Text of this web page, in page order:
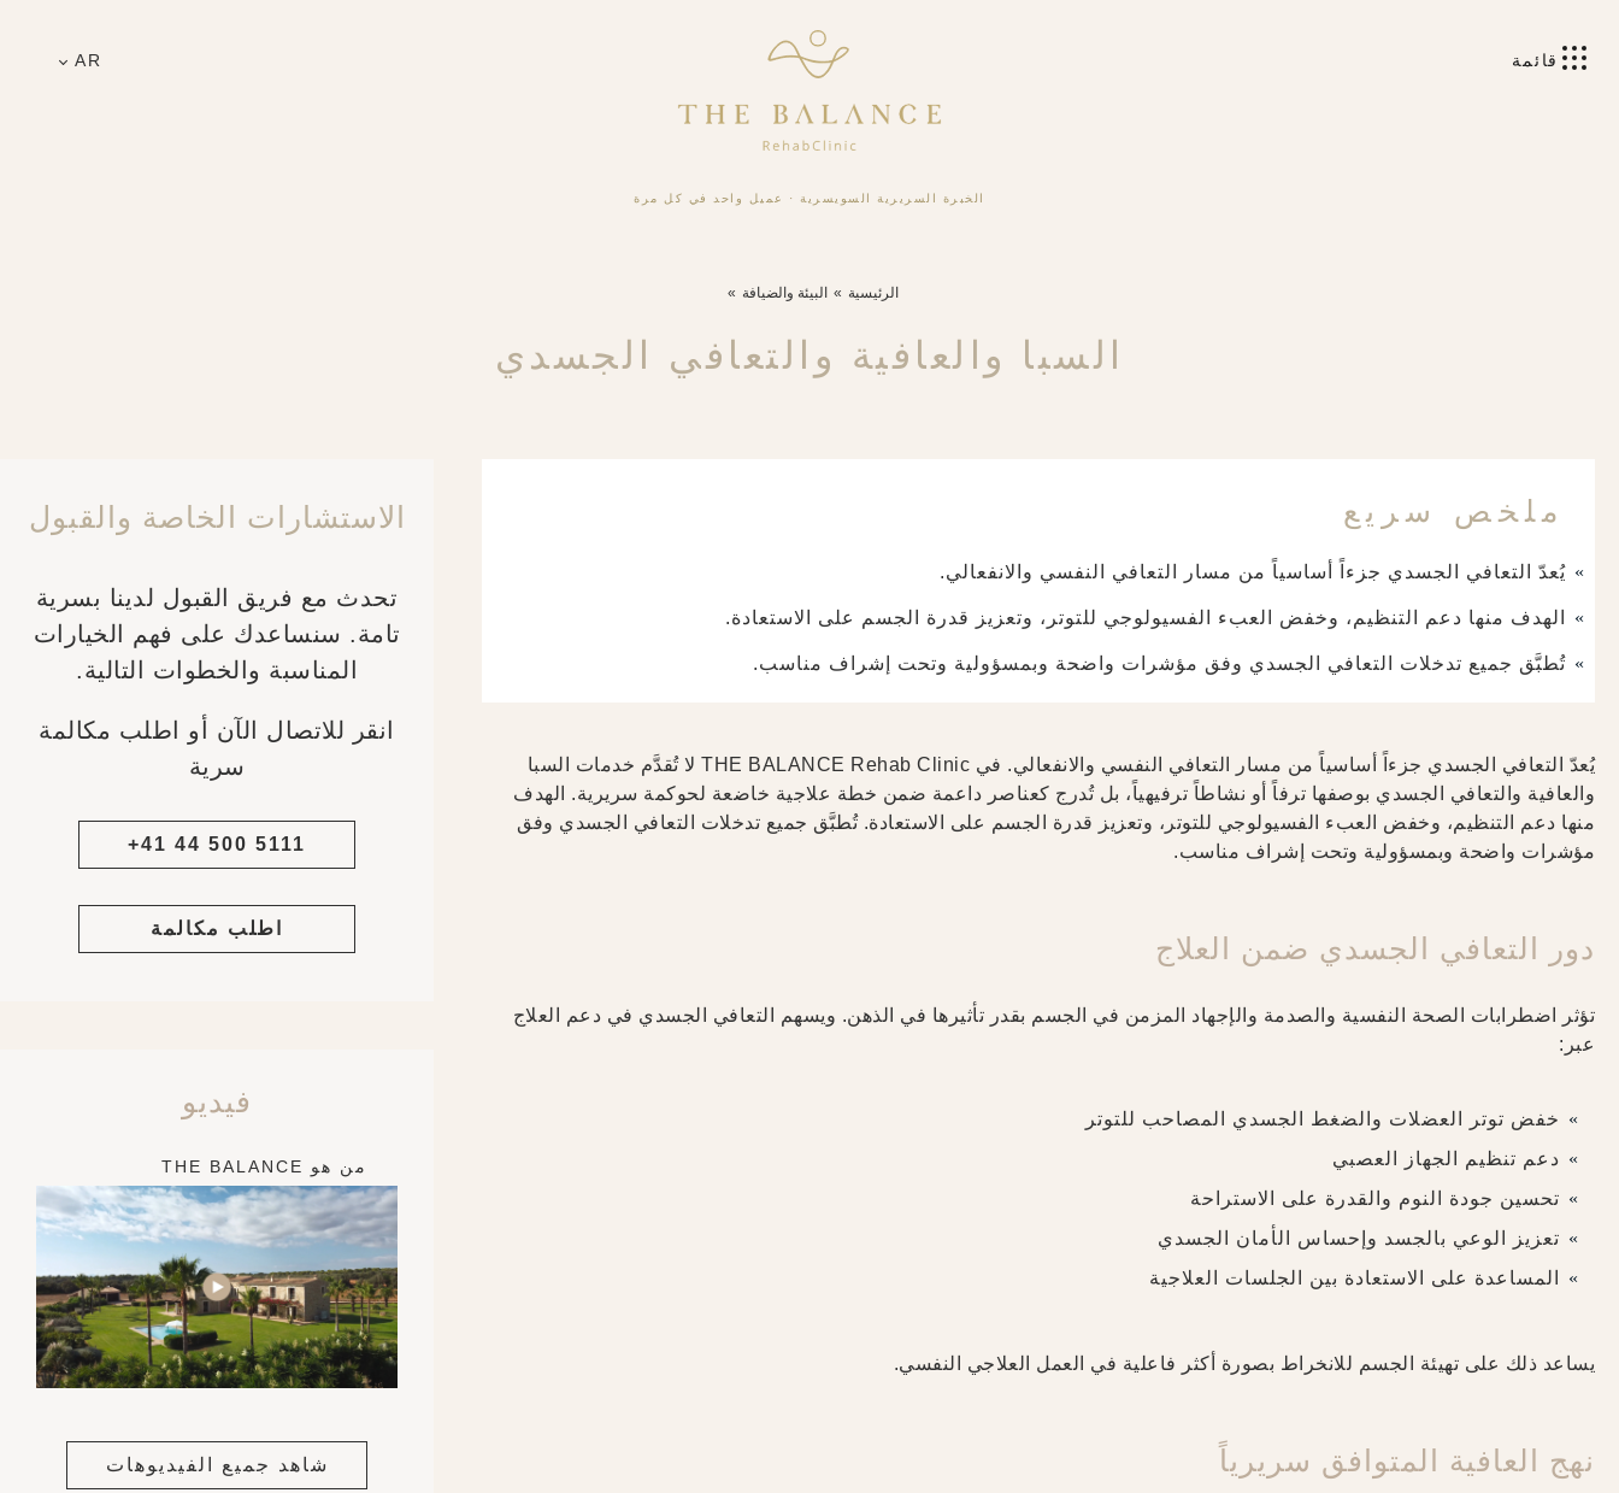
AR قائمة
الخبرة السريرية السويسرية · عميل واحد في كل مرة
الرئيسية البيئة والضيافة
السبا والعافية والتعافي الجسدي
ملخص سريع
يُعدّ التعافي الجسدي جزءاً أساسياً من مسار التعافي النفسي والانفعالي.
الهدف منها دعم التنظيم، وخفض العبء الفسيولوجي للتوتر، وتعزيز قدرة الجسم على الاستعادة.
تُطبَّق جميع تدخلات التعافي الجسدي وفق مؤشرات واضحة وبمسؤولية وتحت إشراف مناسب.
يُعدّ التعافي الجسدي جزءاً أساسياً من مسار التعافي النفسي والانفعالي. في THE BALANCE Rehab Clinic لا تُقدَّم خدمات السبا
والعافية والتعافي الجسدي بوصفها ترفاً أو نشاطاً ترفيهياً، بل تُدرج كعناصر داعمة ضمن خطة علاجية خاضعة لحوكمة سريرية. الهدف
منها دعم التنظيم، وخفض العبء الفسيولوجي للتوتر، وتعزيز قدرة الجسم على الاستعادة. تُطبَّق جميع تدخلات التعافي الجسدي وفق
مؤشرات واضحة وبمسؤولية وتحت إشراف مناسب.
دور التعافي الجسدي ضمن العلاج
تؤثر اضطرابات الصحة النفسية والصدمة والإجهاد المزمن في الجسم بقدر تأثيرها في الذهن. ويسهم التعافي الجسدي في دعم العلاج
عبر:
خفض توتر العضلات والضغط الجسدي المصاحب للتوتر
دعم تنظيم الجهاز العصبي
تحسين جودة النوم والقدرة على الاستراحة
تعزيز الوعي بالجسد وإحساس الأمان الجسدي
المساعدة على الاستعادة بين الجلسات العلاجية
يساعد ذلك على تهيئة الجسم للانخراط بصورة أكثر فاعلية في العمل العلاجي النفسي.
نهج العافية المتوافق سريرياً
الاستشارات الخاصة والقبول
تحدث مع فريق القبول لدينا بسرية
تامة. سنساعدك على فهم الخيارات
المناسبة والخطوات التالية.
انقر للاتصال الآن أو اطلب مكالمة
سرية
+41 44 500 5111
اطلب مكالمة
فيديو
من هو THE BALANCE
شاهد جميع الفيديوهات